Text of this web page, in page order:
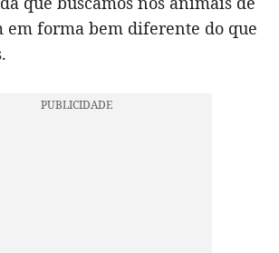
em forma bem diferente do que